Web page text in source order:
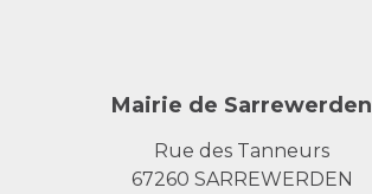
Mairie de Sarrewerden
Rue des Tanneurs
67260 SARREWERDEN